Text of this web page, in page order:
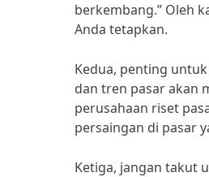
berkembang.” Oleh
Anda tetapkan.
Kedua, penting
dan tren pasar akan
perusahaan riset
persaingan di pasar
Ketiga, jangan takut